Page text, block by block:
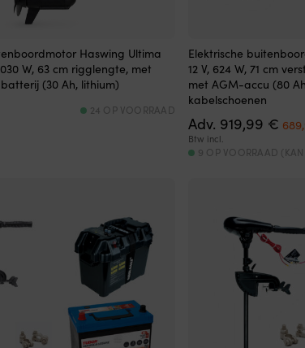
Haswing Ultima
W, 63 cm rigglengte, met
(30 Ah, lithium)
24 OP VOORRAAD
Elektrische
12 V, 624 W, 71 cm
met AGM-accu (80
kabelschoenen
Adv. 919,99 €
prijs
Btw incl.
9 OP VOORRAAD